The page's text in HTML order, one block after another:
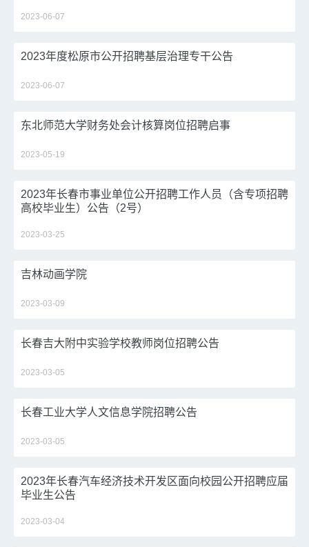
2023-06-07
2023年度松原市公开招聘基层治理专干公告
2023-06-07
东北师范大学财务处会计核算岗位招聘启事
2023-05-19
2023年长春市事业单位公开招聘工作人员（含专项招聘
高校毕业生）公告（2号）
2023-03-25
吉林动画学院
2023-03-09
长春吉大附中实验学校教师岗位招聘公告
2023-03-05
长春工业大学人文信息学院招聘公告
2023-03-05
2023年长春汽车经济技术开发区面向校园公开招聘应届
毕业生公告
2023-03-04